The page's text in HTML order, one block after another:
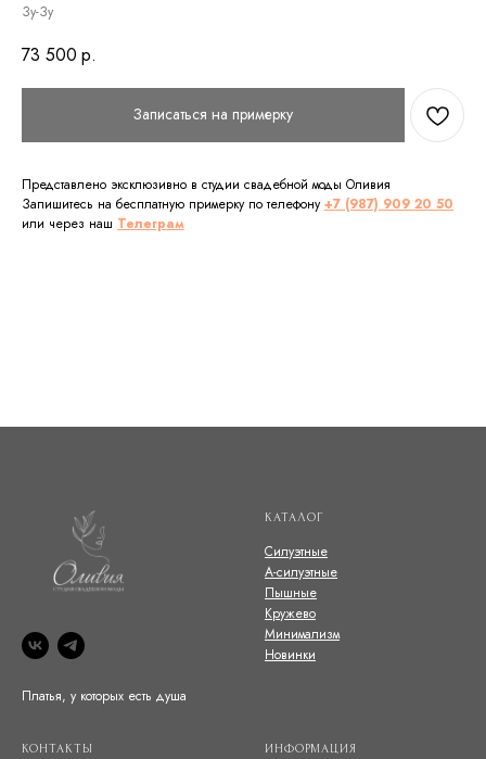
Зу-Зу
73 500 р.
Записаться на примерку
Представлено эксклюзивно в студии свадебной моды Оливия
Запишитесь на бесплатную примерку по телефону +7 (987) 909 20 50
или через наш Телеграм
Платья, у которых есть душа
КАТАЛОГ
Силуэтные
А-силуэтные
Пышные
Кружево
Минимализм
Новинки
КОНТАКТЫ ИНФОРМАЦИЯ